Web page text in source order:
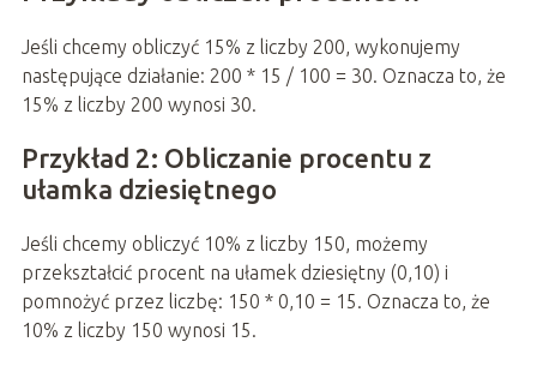
Jeśli chcemy obliczyć 15% z liczby 200, wykonujemy
następujące działanie: 200 * 15 / 100 = 30. Oznacza to, że
15% z liczby 200 wynosi 30.
Przykład 2: Obliczanie procentu z
ułamka dziesiętnego
Jeśli chcemy obliczyć 10% z liczby 150, możemy
przekształcić procent na ułamek dziesiętny (0,10) i
pomnożyć przez liczbę: 150 * 0,10 = 15. Oznacza to, że
10% z liczby 150 wynosi 15.